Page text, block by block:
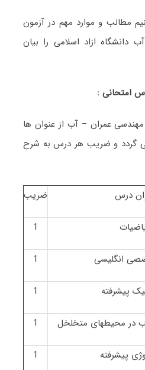
مطالب و موارد مهم در آزمون
ازاد اسلامی را بیان
امتحانی :
عمران – آب از عنوان ها
گردد و ضریب هر درس به شرح
درس ضریب
1
انگلیسی 1
پیشرفته 1
در محیطهای متخلخل 1
پیشرفته 1